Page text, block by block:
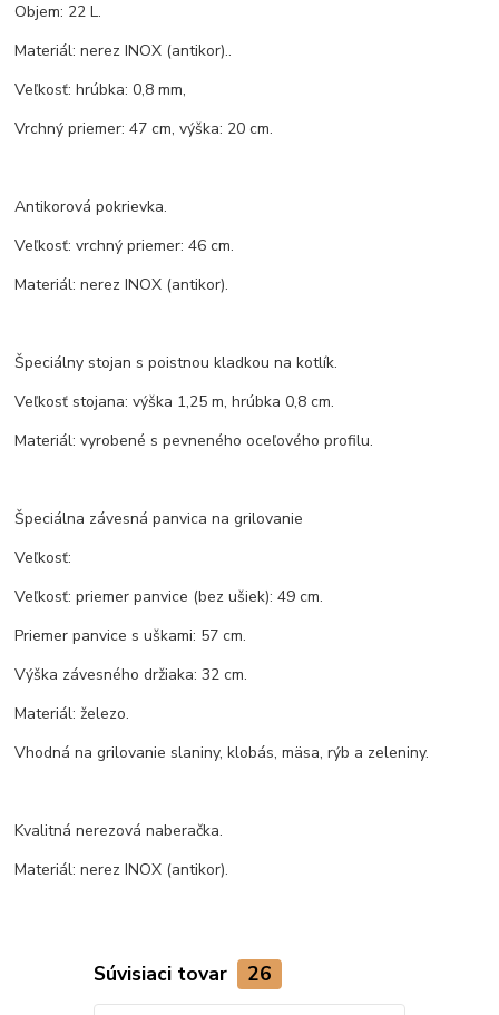
Objem: 22 L.
Materiál: nerez INOX (antikor)..
Veľkosť: hrúbka: 0,8 mm,
Vrchný priemer: 47 cm, výška: 20 cm.
Antikorová pokrievka.
Veľkosť: vrchný priemer: 46 cm.
Materiál: nerez INOX (antikor).
Špeciálny stojan s poistnou kladkou na kotlík.
Veľkosť stojana: výška 1,25 m, hrúbka 0,8 cm.
Materiál: vyrobené s pevneného oceľového profilu.
Špeciálna závesná panvica na grilovanie
Veľkosť:
Veľkosť: priemer panvice (bez ušiek): 49 cm.
Priemer panvice s uškami: 57 cm.
Výška závesného držiaka: 32 cm.
Materiál: železo.
Vhodná na grilovanie slaniny, klobás, mäsa, rýb a zeleniny.
Kvalitná nerezová naberačka.
Materiál: nerez INOX (antikor).
Súvisiaci tovar 26